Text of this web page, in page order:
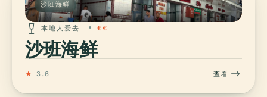
沙班海鲜
本地人爱去 €€
沙班海鲜
★ 3.6 查看